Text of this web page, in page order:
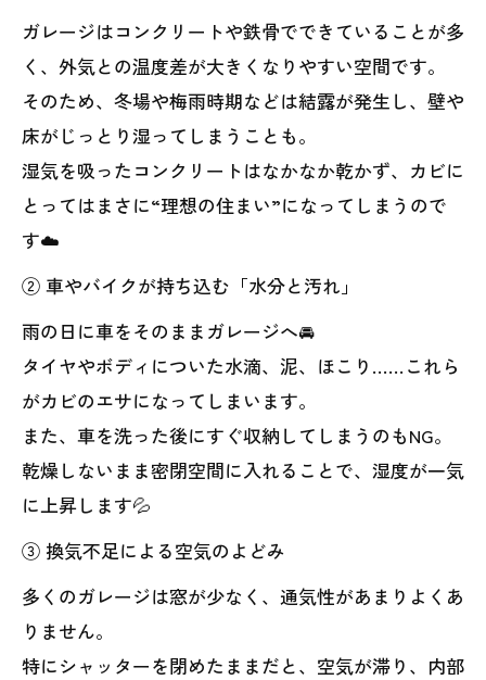
ガレージはコンクリートや鉄骨でできていることが多
く、外気との温度差が大きくなりやすい空間です。
そのため、冬場や梅雨時期などは結露が発生し、壁や
床がじっとり湿ってしまうことも。
湿気を吸ったコンクリートはなかなか乾かず、カビに
とってはまさに“理想の住まい”になってしまうので
す☁️
② 車やバイクが持ち込む「水分と汚れ」
雨の日に車をそのままガレージへ🚘
タイヤやボディについた水滴、泥、ほこり……これら
がカビのエサになってしまいます。
また、車を洗った後にすぐ収納してしまうのもNG。
乾燥しないまま密閉空間に入れることで、湿度が一気
に上昇します💦
③ 換気不足による空気のよどみ
多くのガレージは窓が少なく、通気性があまりよくあ
りません。
特にシャッターを閉めたままだと、空気が滞り、内部